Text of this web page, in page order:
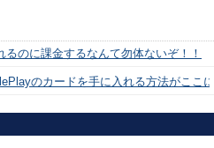
るのに課金するなんて勿体ないぞ！！
のカードを手に入れる方法がここ